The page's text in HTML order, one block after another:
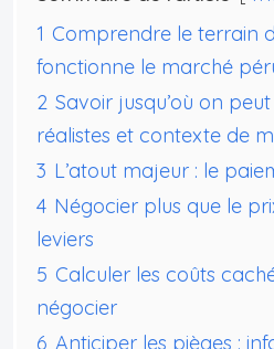
1 Comprendre le terrain
fonctionne le marché
2 Savoir jusqu’où on
réalistes et contexte de
3 L’atout majeur : le
4 Négocier plus que le
leviers
5 Calculer les coûts
négocier
6 Anticiper les pièges :